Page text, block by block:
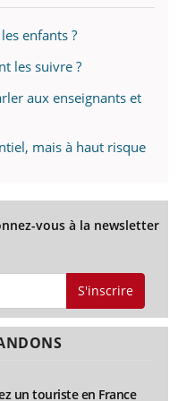
enfants ?
les suivre ?
aux enseignants et
mais à haut risque
vous à la newsletter
S'inscrire
un touriste en France